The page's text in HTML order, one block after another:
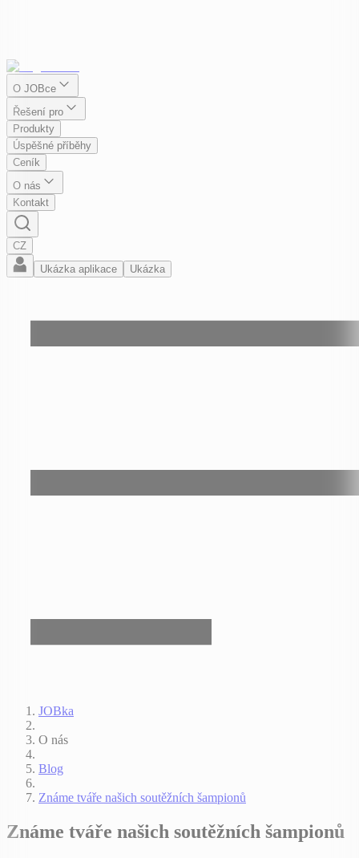
O JOBce
Řešení pro
Produkty
Úspěšné příběhy
Ceník
O nás
Kontakt
CZ
Ukázka aplikace
Ukázka
JOBka
O nás
Blog
Známe tváře našich soutěžních šampionů
Známe tváře našich soutěžních šampionů